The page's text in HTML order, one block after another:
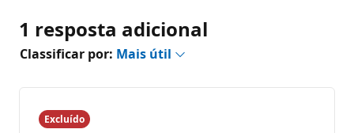
1 resposta adicional
Classificar por: Mais útil
Excluído